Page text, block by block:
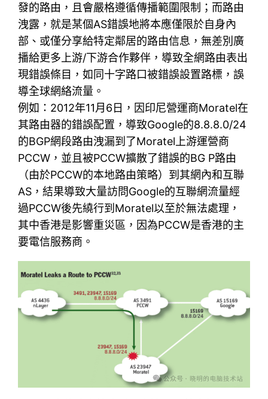
發的路由，且會嚴格遵循傳播範圍限制；而路由
洩露，就是某個AS錯誤地將本應僅限於自身內
部、或僅分享給特定鄰居的路由信息​​，無差別廣
播給更多上游/下游合作夥伴，導致全網路由表出
現錯誤條目，如同十字路口被錯誤設置路標，誤
導全球網絡流量。
例如：2012年11月6日，因印尼營運商Moratel在
其路由器的錯誤配置，導致Google的8.8.8.0/24
的BGP網段路由洩漏到了Moratel上游運營商
PCCW，並且被PCCW擴散了錯誤的BG P路由
（由於PCCW的本地路由策略）到其網內和互聯
AS，結果導致大量訪問Google的互聯網流量經
過PCCW後先繞行到Moratel以至於無法處理，
其中香港是影響重災區，因為PCCW是香港的主
要電信服務商。